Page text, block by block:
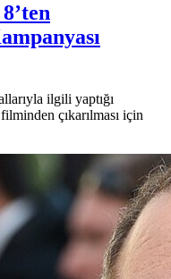
ilgili yaptığı
çıkarılması için